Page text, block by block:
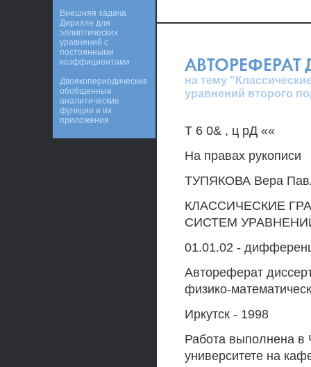
АВТОРЕФЕРАТ
на тему
уравнений второго
Т 6 0& , ц рД ««
На правах рукописи
ТУПЯКОВА Вера
КЛАССИЧЕСКИЕ
СИСТЕМ
01.01.02 -
Автореферат
физико-
Иркутск - 1998
Работа выполнена в
университете на
Внешняя задача
Дирихле для
эллиптических
уравнений с
постоянными
коэффициентами
Двоякопериодические
обобщенные
аналитические
функции и их
приложения